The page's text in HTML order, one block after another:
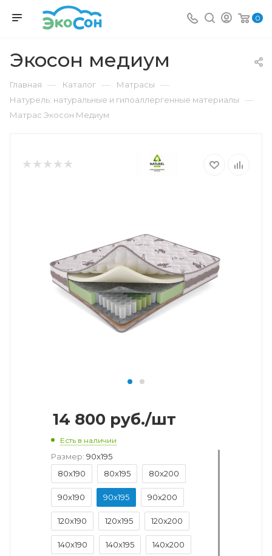
0
Экосон медиум
Главная — Каталог — Матрасы —
Натурель: натуральные и гипоаллергенные материалы —
Матрас Экосон Медиум
14 800 руб./шт
Есть в наличии
Размер: 90x195
80x190
80x195 80x200
90x190 90x195 90x200
120x190 120x195 120x200
140x190 140x195 140x200